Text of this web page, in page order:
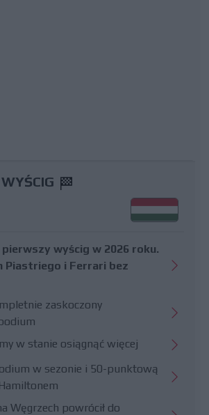
wyścig w 2026 roku.
Piastriego i Ferrari bez
zaskoczony
w stanie osiągnąć więcej
w sezonie i 50-punktową
Węgrzech powrócił do